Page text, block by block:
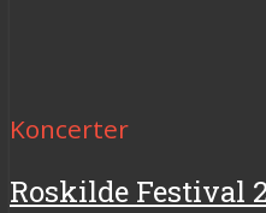
Koncerter
Roskilde Festival